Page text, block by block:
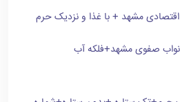
اقتصادی مشهد + با غذا و نزدیک حرم
نواب صفوی مشهد+فلکه آب